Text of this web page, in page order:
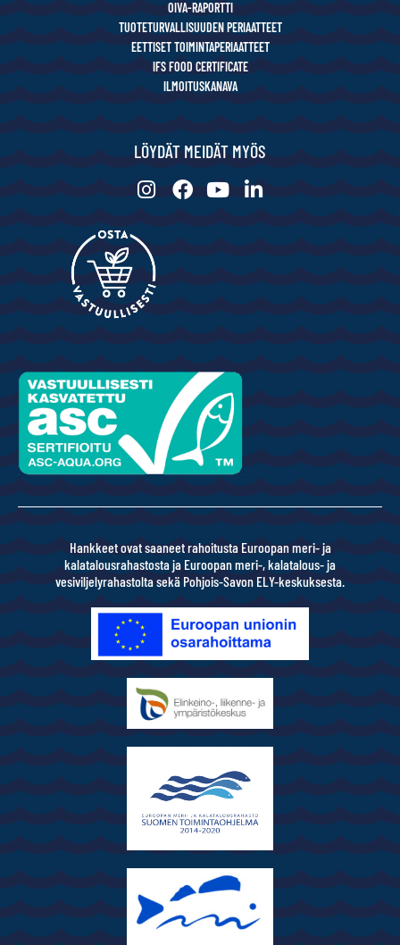
OIVA-RAPORTTI
TUOTETURVALLISUUDEN PERIAATTEET
EETTISET TOIMINTAPERIAATTEET
IFS FOOD CERTIFICATE
ILMOITUSKANAVA
LÖYDÄT MEIDÄT MYÖS
Hankkeet ovat saaneet rahoitusta Euroopan meri- ja
kalatalousrahastosta ja Euroopan meri-, kalatalous- ja
vesiviljelyrahastolta sekä Pohjois-Savon ELY-keskuksesta.